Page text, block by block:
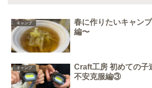
キャンプ
春に作りたいキャン
編〜
キャンプ
Craft工房 初めての子
不安克服編③